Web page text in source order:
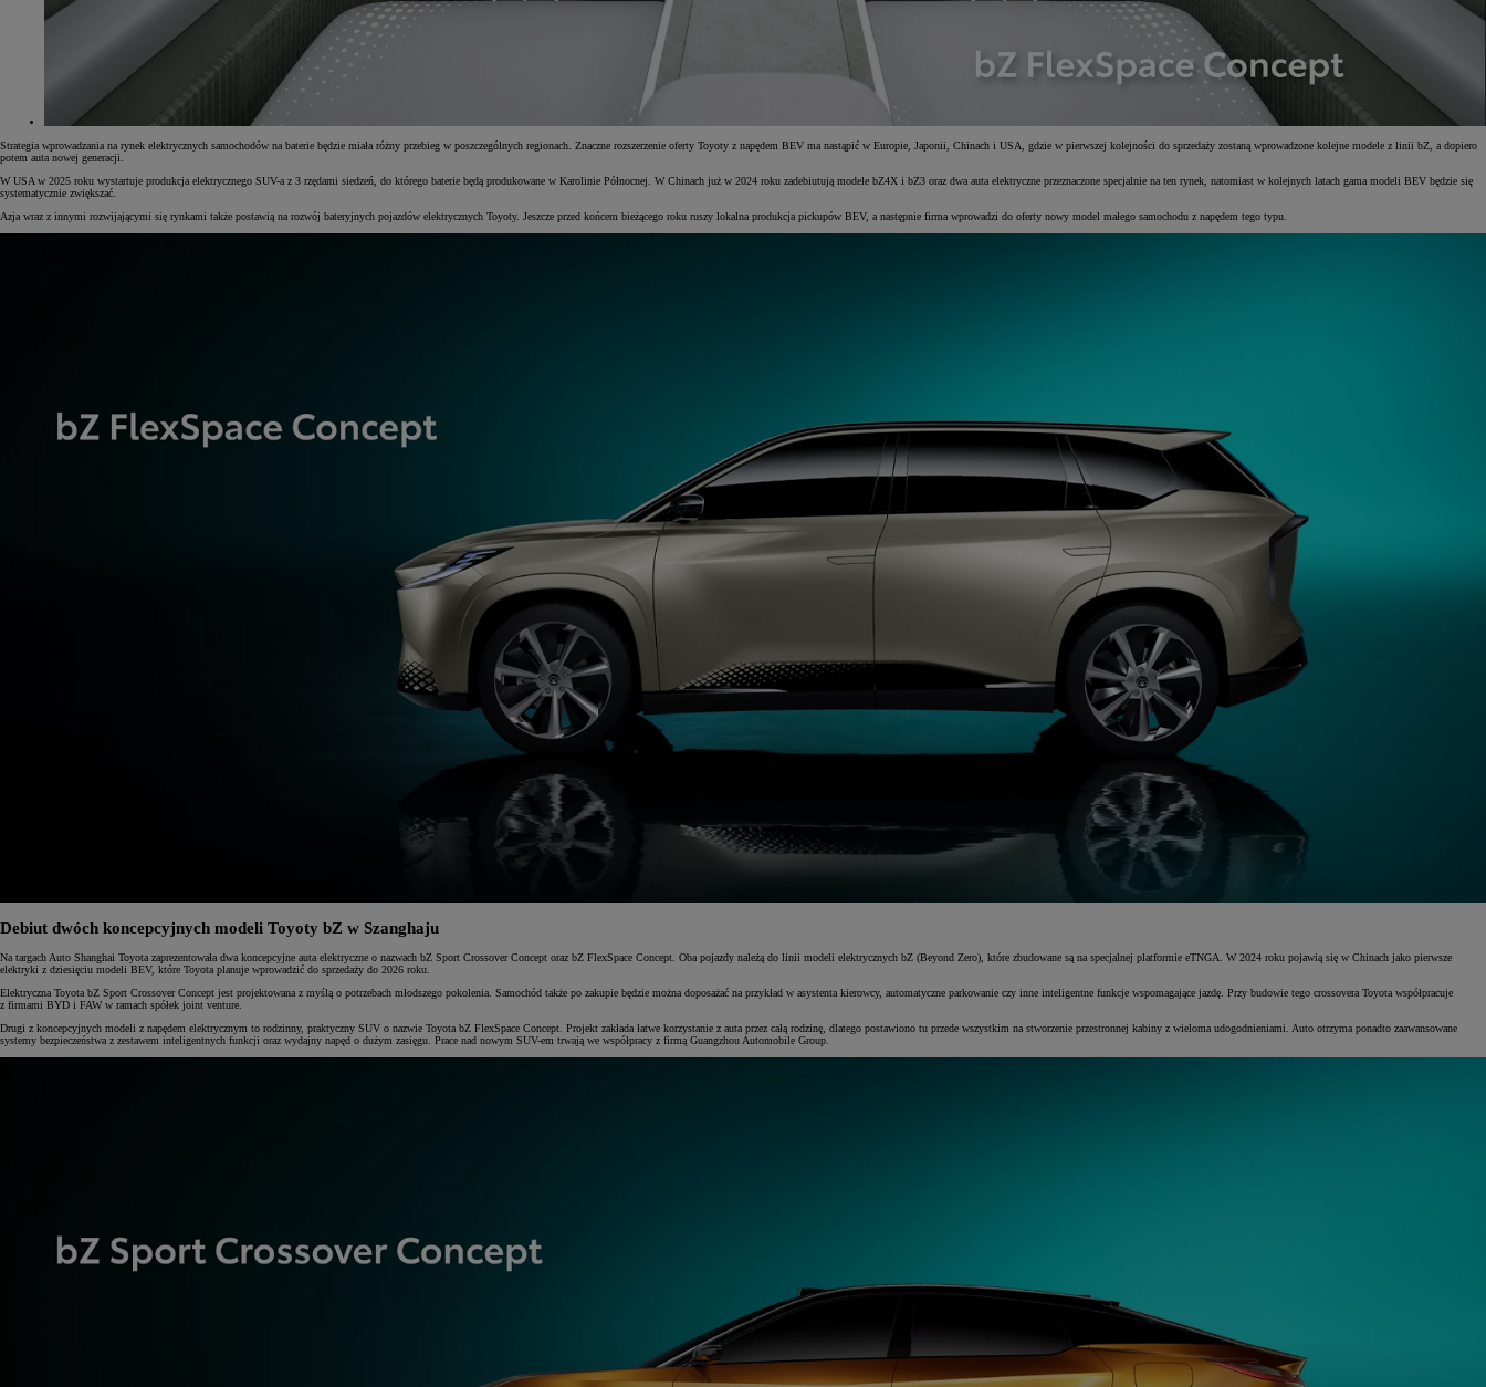
Strategia wprowadzania na rynek elektrycznych samochodów na baterie będzie miała różny przebieg w poszczególnych regionach. Znaczne rozszerzenie oferty Toyoty z napędem BEV ma nastąpić w Europie, Japonii, Chinach i USA, gdzie w pierwszej kolejności do sprzedaży zostaną wprowadzone kolejne modele z linii bZ, a dopiero
potem auta nowej generacji.
W USA w 2025 roku wystartuje produkcja elektrycznego SUV-a z 3 rzędami siedzeń, do którego baterie będą produkowane w Karolinie Północnej. W Chinach już w 2024 roku zadebiutują modele bZ4X i bZ3 oraz dwa auta elektryczne przeznaczone specjalnie na ten rynek, natomiast w kolejnych latach gama modeli BEV będzie się
systematycznie zwiększać.
Azja wraz z innymi rozwijającymi się rynkami także postawią na rozwój bateryjnych pojazdów elektrycznych Toyoty. Jeszcze przed końcem bieżącego roku ruszy lokalna produkcja pickupów BEV, a następnie firma wprowadzi do oferty nowy model małego samochodu z napędem tego typu.
Debiut dwóch koncepcyjnych modeli Toyoty bZ w Szanghaju
Na targach Auto Shanghai Toyota zaprezentowała dwa koncepcyjne auta elektryczne o nazwach bZ Sport Crossover Concept oraz bZ FlexSpace Concept. Oba pojazdy należą do linii modeli elektrycznych bZ (Beyond Zero), które zbudowane są na specjalnej platformie eTNGA. W 2024 roku pojawią się w Chinach jako pierwsze
elektryki z dziesięciu modeli BEV, które Toyota planuje wprowadzić do sprzedaży do 2026 roku.
Elektryczna Toyota bZ Sport Crossover Concept jest projektowana z myślą o potrzebach młodszego pokolenia. Samochód także po zakupie będzie można doposażać na przykład w asystenta kierowcy, automatyczne parkowanie czy inne inteligentne funkcje wspomagające jazdę. Przy budowie tego crossovera Toyota współpracuje
z firmami BYD i FAW w ramach spółek joint venture.
Drugi z koncepcyjnych modeli z napędem elektrycznym to rodzinny, praktyczny SUV o nazwie Toyota bZ FlexSpace Concept. Projekt zakłada łatwe korzystanie z auta przez całą rodzinę, dlatego postawiono tu przede wszystkim na stworzenie przestronnej kabiny z wieloma udogodnieniami. Auto otrzyma ponadto zaawansowane
systemy bezpieczeństwa z zestawem inteligentnych funkcji oraz wydajny napęd o dużym zasięgu. Prace nad nowym SUV-em trwają we współpracy z firmą Guangzhou Automobile Group.